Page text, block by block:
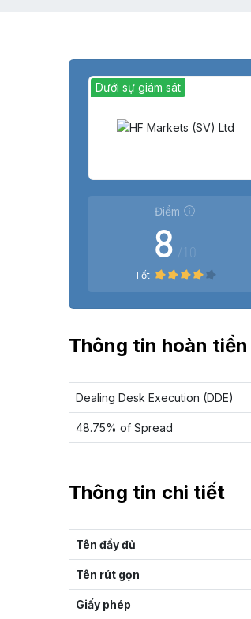
Dưới sự giám sát
Điểm
8 /10
Tốt
Thông tin hoàn tiền
Dealing Desk Execution (DDE)
48.75% of Spread
Thông tin chi tiết
Tên đầy đủ
Tên rút gọn
Giấy phép